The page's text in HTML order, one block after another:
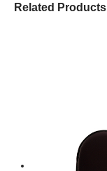
Related Products